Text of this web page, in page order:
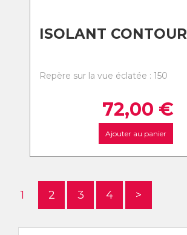
ISOLANT CONTOUR
Repère sur la vue éclatée : 150
72,00 €
Ajouter au panier
1 2 3 4 >